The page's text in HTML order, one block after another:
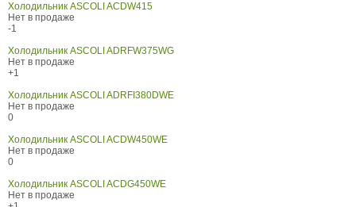
Холодильник ASCOLI ACDW415
Нет в продаже
-1
Холодильник ASCOLI ADRFW375WG
Нет в продаже
+1
Холодильник ASCOLI ADRFI380DWE
Нет в продаже
0
Холодильник ASCOLI ACDW450WE
Нет в продаже
0
Холодильник ASCOLI ACDG450WE
Нет в продаже